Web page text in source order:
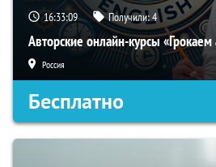
16:33:08 Получили:4
Авторские онлайн-курсы «Грокаем
Россия
Бесплатно